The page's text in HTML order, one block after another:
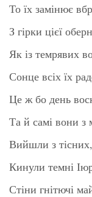
То їх замінює
З гірки цієї
Як із темрявих
Сонце всіх їх
Це ж бо день
Та й самі вони з
Вийшли з
Кинули темні
Стіни гнітючі